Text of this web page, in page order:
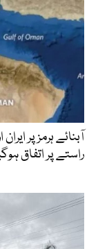
آبنائے ہرمز پر
راستے پر اتفاق